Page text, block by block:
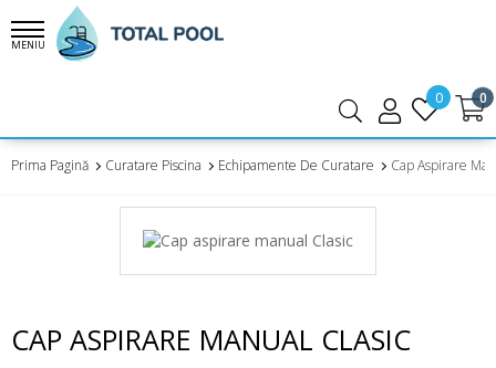
MENIU
0 0
Prima Pagină Curatare Piscina Echipamente De Curatare Cap Aspirare
CAP ASPIRARE MANUAL CLASIC